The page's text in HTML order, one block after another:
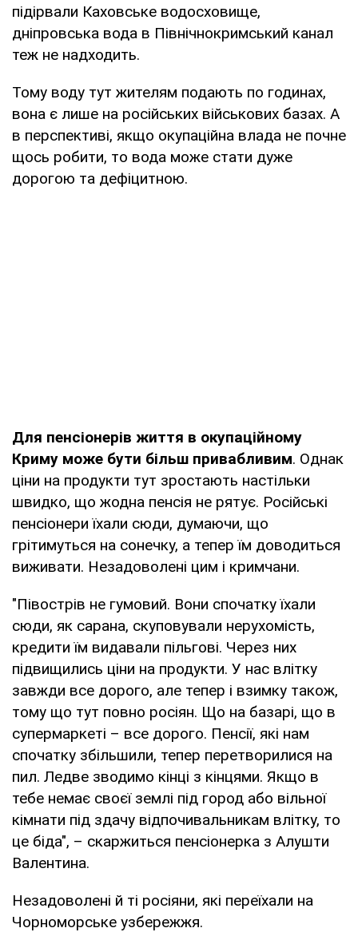
підірвали Каховське водосховище,
дніпровська вода в Північнокримський канал
теж не надходить.
Тому воду тут жителям подають по годинах,
вона є лише на російських військових базах. А
в перспективі, якщо окупаційна влада не почне
щось робити, то вода може стати дуже
дорогою та дефіцитною.
Для пенсіонерів життя в окупаційному
Криму може бути більш привабливим. Однак
ціни на продукти тут зростають настільки
швидко, що жодна пенсія не рятує. Російські
пенсіонери їхали сюди, думаючи, що
грітимуться на сонечку, а тепер їм доводиться
виживати. Незадоволені цим і кримчани.
"Півострів не гумовий. Вони спочатку їхали
сюди, як сарана, скуповували нерухомість,
кредити їм видавали пільгові. Через них
підвищились ціни на продукти. У нас влітку
завжди все дорого, але тепер і взимку також,
тому що тут повно росіян. Що на базарі, що в
супермаркеті – все дорого. Пенсії, які нам
спочатку збільшили, тепер перетворилися на
пил. Ледве зводимо кінці з кінцями. Якщо в
тебе немає своєї землі під город або вільної
кімнати під здачу відпочивальникам влітку, то
це біда", – скаржиться пенсіонерка з Алушти
Валентина.
Незадоволені й ті росіяни, які переїхали на
Чорноморське узбережжя.